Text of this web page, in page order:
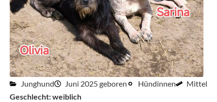
Junghund Juni 2025 geboren Hündinnen
Mittel
Geschlecht: weiblich